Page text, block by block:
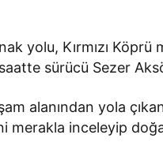
yolu, Kırmızı
sürücü Sezer
alanından yola
merakla inceleyip